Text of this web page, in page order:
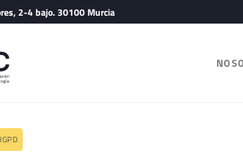
2-4 bajo. 30100 Murcia